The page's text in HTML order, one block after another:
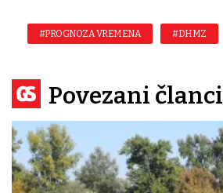
#PROGNOZA VREMENA #DHMZ
Povezani članci